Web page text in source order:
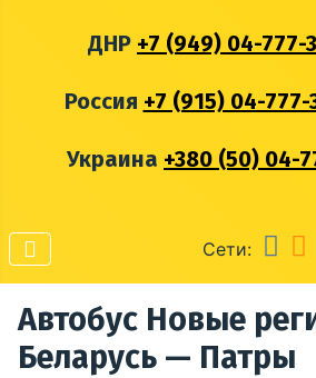
ДНР +7 (949) 04-777-
Россия +7 (915) 04-777-
Украина +380 (50) 04-
Сети:
Автобус Новые
Беларусь — Патры